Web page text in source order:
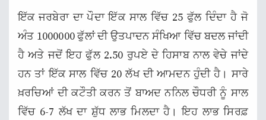
ਇੱਕ ਜਰਬੇਰਾ ਦਾ ਪੌਦਾ ਇੱਕ ਸਾਲ ਵਿੱਚ 25 ਫੁੱਲ ਦਿੰਦਾ ਹੈ ਜੋ
ਅੰਤ 1000000 ਫੁੱਲਾਂ ਦੀ ਉਤਪਾਦਨ ਸੰਖਿਆ ਵਿੱਚ ਬਦਲ ਜਾਂਦੀ
ਹੈ ਅਤੇ ਜਦੋਂ ਇਹ ਫੁੱਲ 2.50 ਰੁਪਏ ਦੇ ਹਿਸਾਬ ਨਾਲ ਵੇਚੇ ਜਾਂਦੇ
ਹਨ ਤਾਂ ਇੱਕ ਸਾਲ ਵਿੱਚ 20 ਲੱਖ ਦੀ ਆਮਦਨ ਹੁੰਦੀ ਹੈ। ਸਾਰੇ
ਖ਼ਰਚਿਆਂ ਦੀ ਕਟੌਤੀ ਕਰਨ ਤੋਂ ਬਾਅਦ ਨਨਿਲ ਚੌਧਰੀ ਨੂੰ ਸਾਲ
ਵਿੱਚ 6-7 ਲੱਖ ਦਾ ਸ਼ੁੱਧ ਲਾਭ ਮਿਲਦਾ ਹੈ। ਇਹ ਲਾਭ ਸਿਰਫ਼